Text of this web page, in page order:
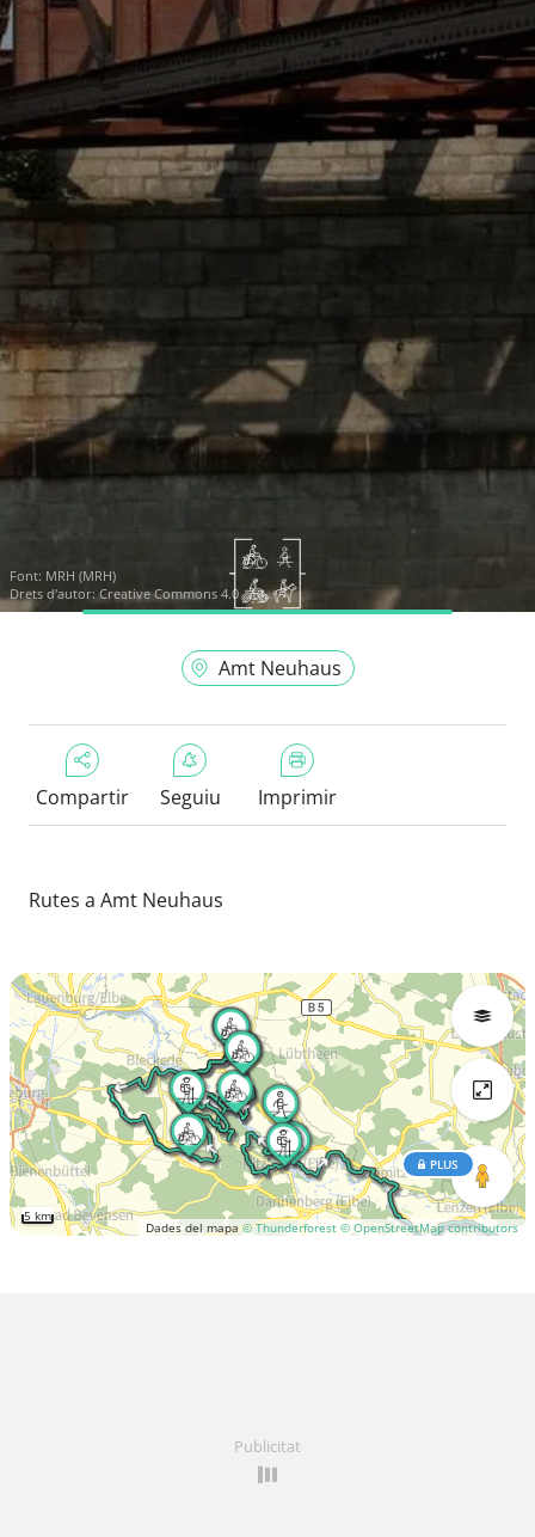
Font: MRH (MRH)
Drets d'autor: Creative Commons 4.0
Amt Neuhaus
Compartir Seguiu Imprimir
Rutes a Amt Neuhaus
Dades del mapa© Thunderforest © OpenStreetMap contributors
PLUS
5 km
Publicitat